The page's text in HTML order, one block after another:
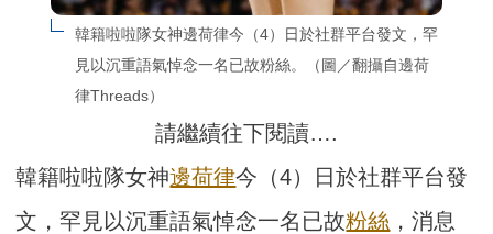
韓籍啦啦隊女神邊荷律今（4）日於社群平台發文，罕
見以沉重語氣悼念一名已故粉絲。（圖／翻攝自邊荷
律Threads）
請繼續往下閱讀….
韓籍啦啦隊女神邊荷律今（4）日於社群平台發
文，罕見以沉重語氣悼念一名已故粉絲 ，消息